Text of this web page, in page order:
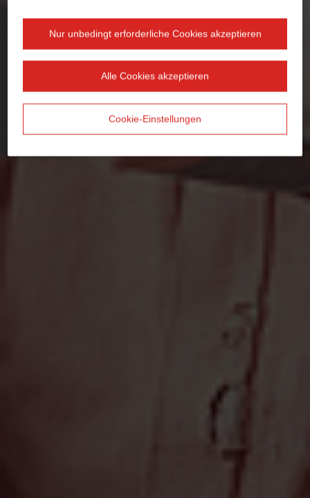
Nur unbedingt erforderliche Cookies akzeptieren
Alle Cookies akzeptieren
Cookie-Einstellungen